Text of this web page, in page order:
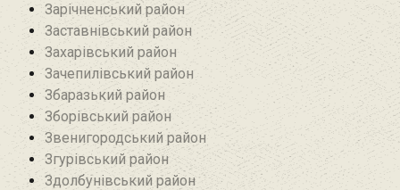
Зарічненський район
Заставнівський район
Захарівський район
Зачепилівський район
Збаразький район‎
Зборівський район
Звенигородський район
Згурівський район
Здолбунівський район‎